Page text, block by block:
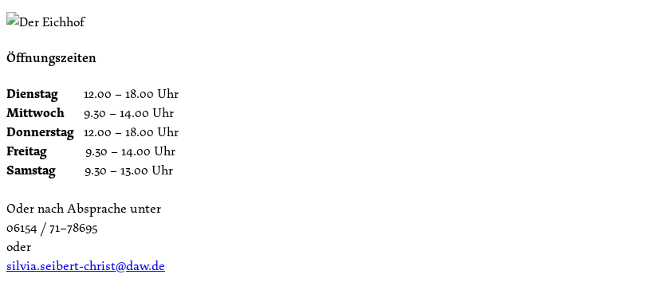
Öffnungszeiten
Dienstag 12.00 – 18.00 Uhr
Mittwoch 9.30 – 14.00 Uhr
Donnerstag 12.00 – 18.00 Uhr
Freitag 9.30 – 14.00 Uhr
Samstag 9.30 – 13.00 Uhr
Oder nach Absprache unter
06154 / 71–78695
oder
silvia.seibert-christ@daw.de